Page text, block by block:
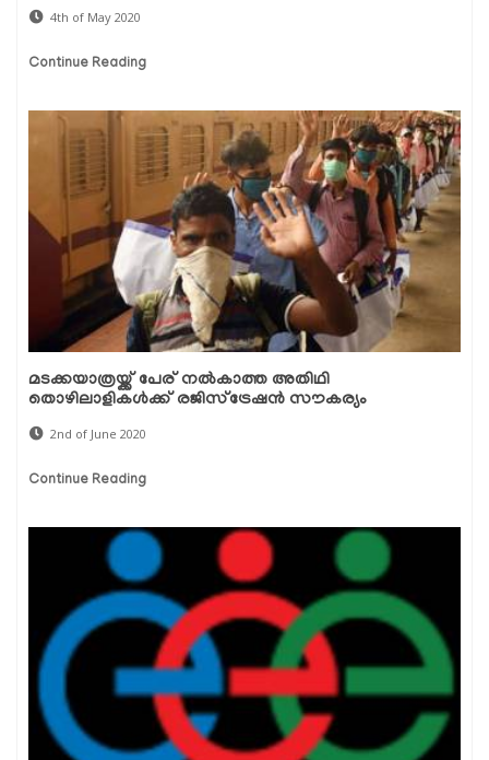
4th of May 2020
Continue Reading
മടക്കയാത്രയ്ക്ക് പേര് നല്‍കാത്ത അതിഥി
തൊഴിലാളികള്‍ക്ക് രജിസ്‌ട്രേഷന്‍ സൗകര്യം
2nd of June 2020
Continue Reading